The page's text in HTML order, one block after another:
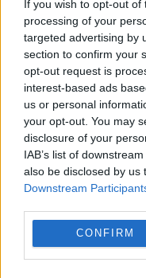
If you wish to opt-out
processing of your
targeted advertising by
section to confirm your
opt-out request is
interest-based ads
us or personal
your opt-out. You may
disclosure of your
IAB’s list of
also be disclosed by us
Downstream
CONFIRM
την περιοχή.
«Η Αυστραλία ήταν
δοκιμή στο
στρατιωτικών
διαφάνεια και
που αναμένει η
δημοσιογράφους
πρωτεύουσα των
Η ιαπωνική
ενημέρωση για την
κάλεσε την Κίνα
«Εκφράσαμε τη